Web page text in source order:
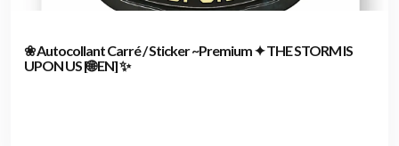
❀ Autocollant Carré / Sticker ~Premium ✦ THE STORM IS
UPON US [🌐 EN] ✨